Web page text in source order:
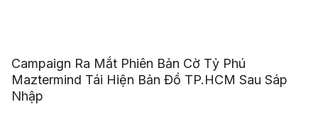
Campaign Ra Mắt Phiên Bản Cờ Tỷ Phú
Maztermind Tái Hiện Bản Đồ TP.HCM Sau Sáp
Nhập